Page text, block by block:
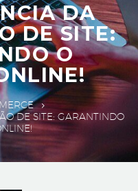
DA
DE SITE:
O
DE SITE: GARANTINDO